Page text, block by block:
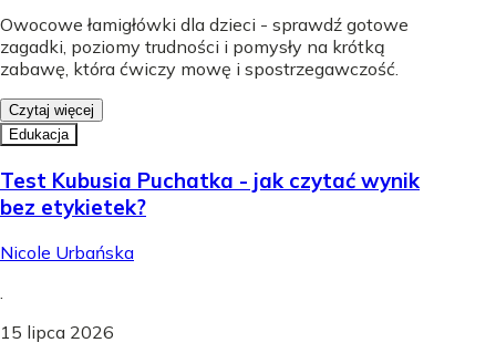
Owocowe łamigłówki dla dzieci - sprawdź gotowe
zagadki, poziomy trudności i pomysły na krótką
zabawę, która ćwiczy mowę i spostrzegawczość.
Czytaj więcej
Edukacja
Test Kubusia Puchatka - jak czytać wynik
bez etykietek?
Nicole Urbańska
15 lipca 2026